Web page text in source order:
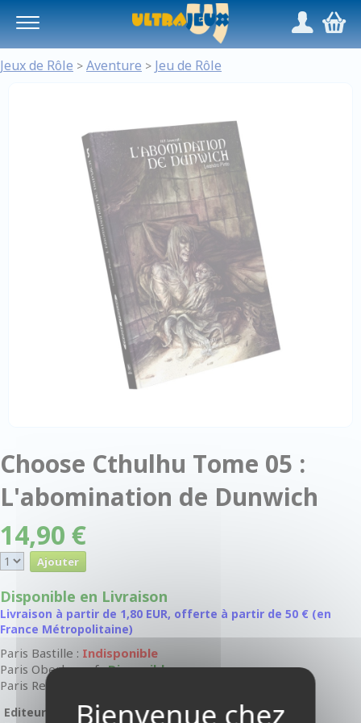
/,
Jeux de Rôle > Aventure > Jeu de Rôle
Choose Cthulhu Tome 05 :
L'abomination de Dunwich
14,90 €
Disponible en Livraison
Livraison à partir de 1,80 EUR, offerte à partir de 50 € (en
France Métropolitaine)
Paris Bastille : Indisponible
Paris Oberkampf :Disponible
Paris Rennes-Raspail :
Editeur :
Shakos